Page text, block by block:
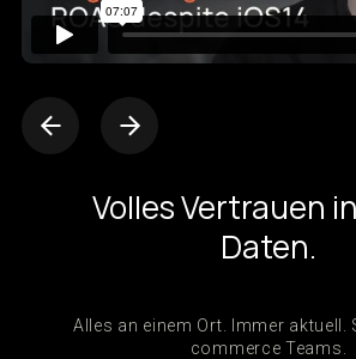
Volles Vertrauen
Daten.
Alles an einem Ort. Immer aktuell.
commerce Teams.